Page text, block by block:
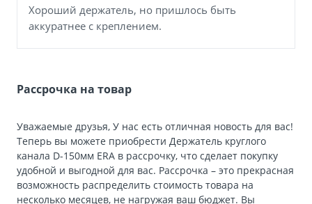
Хороший держатель, но пришлось быть
аккуратнее с креплением.
Рассрочка на товар
Уважаемые друзья, У нас есть отличная новость для вас!
Теперь вы можете приобрести Держатель круглого
канала D-150мм ERA в рассрочку, что сделает покупку
удобной и выгодной для вас. Рассрочка – это прекрасная
возможность распределить стоимость товара на
несколько месяцев, не нагружая ваш бюджет. Вы